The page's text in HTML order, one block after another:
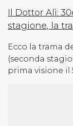
Il Dottor Alì:
stagione, la
Ecco la trama
(seconda
prima visione il